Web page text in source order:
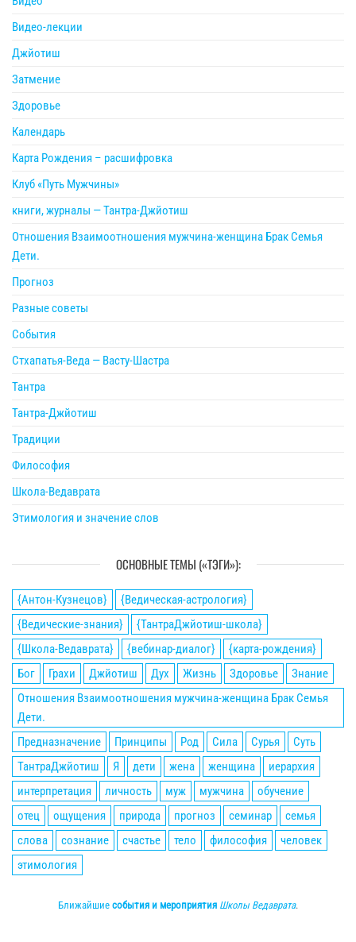
Видео-лекции
Джйотиш
Затмение
Здоровье
Календарь
Карта Рождения – расшифровка
Клуб «Путь Мужчины»
книги, журналы — Тантра-Джйотиш
Отношения Взаимоотношения мужчина-женщина Брак Семья
Дети.
Прогноз
Разные советы
События
Стхапатья-Веда — Васту-Шастра
Тантра
Тантра-Джйотиш
Традиции
Философия
Школа-Ведаврата
Этимология и значение слов
ОСНОВНЫЕ ТЕМЫ («ТЭГИ»):
{Антон-Кузнецов}
{Ведическая-астрология}
{Ведические-знания}
{ТантраДжйотиш-школа}
{Школа-Ведаврата}
{вебинар-диалог}
{карта-рождения}
Бог
Грахи Джйотиш Дух Жизнь Здоровье
Знание
Отношения Взаимоотношения мужчина-женщина Брак Семья
Дети.
Предназначение
Принципы Род Сила Сурья
Суть
ТантраДжйотиш
Я дети жена женщина
иерархия
интерпретация
личность муж мужчина
обучение
отец
ощущения природа прогноз семинар
семья
слова
сознание счастье тело философия
человек
этимология
Ближайшие события и мероприятия Школы Ведаврата.